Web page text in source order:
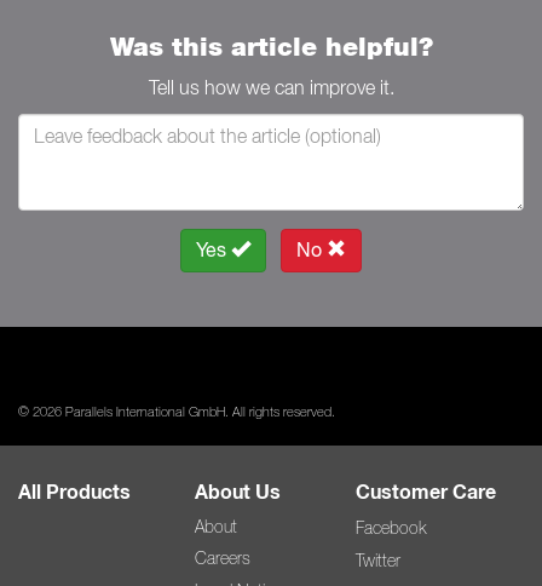
Was this article helpful?
Tell us how we can improve it.
Yes No
© 2026 Parallels International GmbH. All rights reserved.
All Products About Us
About
Careers
Customer Care
Facebook
Twitter